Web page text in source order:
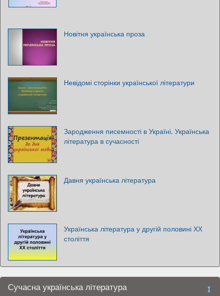
Новітня українська проза
Невідомі сторінки української літератури
Зародження писемності в Україні. Українська
література в сучасності
Давня українська література
Українська література у другій половині ХХ
століття
Сучасна українська література